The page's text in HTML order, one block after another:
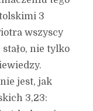
3
wszyscy
nie tylko
jest, jak
3,23: